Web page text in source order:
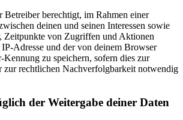
Betreiber berechtigt, im Rahmen einer
deinen und seinen Interessen sowie
Zeitpunkte von Zugriffen und Aktionen
Adresse und der von deinem Browser
zu speichern, sofern dies zur
zur rechtlichen Nachverfolgbarkeit notwendig
der Weitergabe deiner Daten